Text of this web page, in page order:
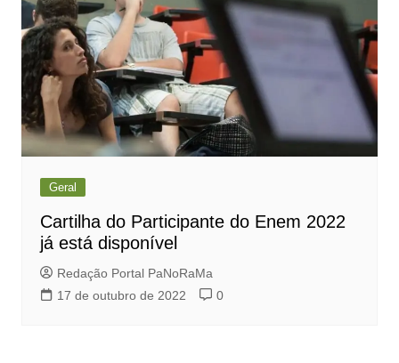
Geral
Cartilha do Participante do Enem 2022
já está disponível
Redação Portal PaNoRaMa
17 de outubro de 2022
0